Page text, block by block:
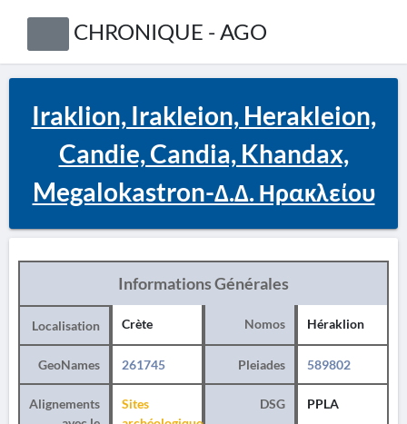
CHRONIQUE - AGO
Iraklion, Irakleion, Herakleion,
Candie, Candia, Khandax,
Megalokastron-Δ.Δ. Ηρακλείου
Informations Générales
Localisation Crète Nomos Héraklion
GeoNames 261745 Pleiades 589802
Alignements
Sites
DSG PPLA